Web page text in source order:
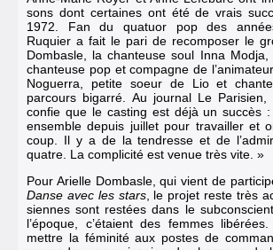
sons dont certaines ont été de vrais
1972. Fan du quatuor pop des
Ruquier a fait le pari de recom­po­ser le
Dombasle, la chan­teuse soul Inna
chan­teuse pop et compagne de
Noguerra, petite soeur de Lio et
parcours bigarré. Au jour­nal Le Pari­sien,
confie que le casting est déjà un succès
ensemble depuis juillet pour travailler et
coup. Il y a de la tendresse et de
quatre. La compli­cité est venue très vite. »
Pour Arielle Dombasle, qui vient de
Danse avec les stars, le projet reste très
siennes sont restées dans le
l’époque, c’étaient des femmes
mettre la fémi­nité aux postes de